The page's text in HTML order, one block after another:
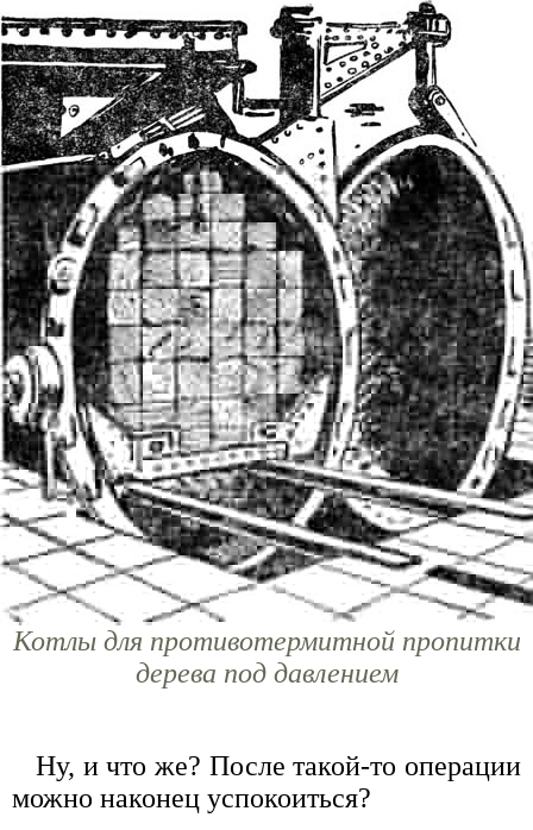
Котлы для противотермитной пропитки
дерева под давлением
Ну, и что же? После такой-то операции
можно наконец успокоиться?